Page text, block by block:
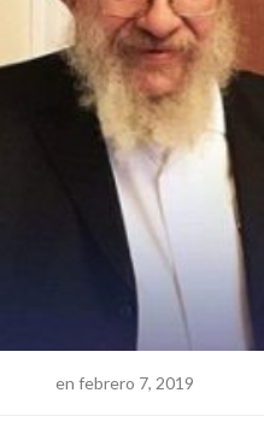
en febrero 7, 2019